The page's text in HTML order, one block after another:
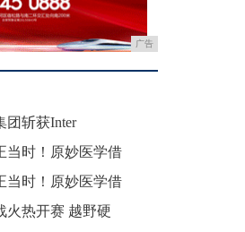
广告
团斩获Inter
当时！原妙医学借
当时！原妙医学借
火热开赛 越野硬